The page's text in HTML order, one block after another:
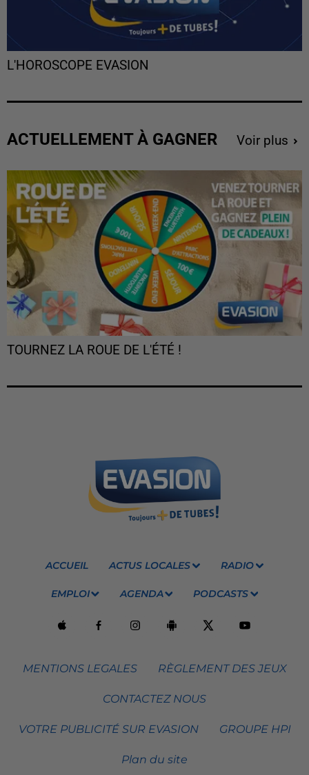
L'HOROSCOPE EVASION
ACTUELLEMENT À GAGNER Voir plus
TOURNEZ LA ROUE DE L'ÉTÉ !
ACCUEIL ACTUS LOCALES RADIO
EMPLOI AGENDA PODCASTS
MENTIONS LEGALES RÈGLEMENT DES JEUX
CONTACTEZ NOUS
VOTRE PUBLICITÉ SUR EVASION GROUPE HPI
Plan du site